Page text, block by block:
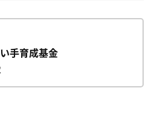
い手育成基金